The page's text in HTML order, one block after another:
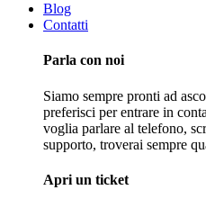
Blog
Contatti
Parla con noi
Siamo sempre pronti ad
preferisci per entrare in
voglia parlare al telefono,
supporto, troverai sempre
Apri un ticket